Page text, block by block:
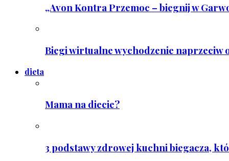
„Avon Kontra Przemoc – biegnij w
Biegi wirtualne wychodzenie naprzeciw
dieta
Mama na diecie?
3 podstawy zdrowej kuchni biegacza,